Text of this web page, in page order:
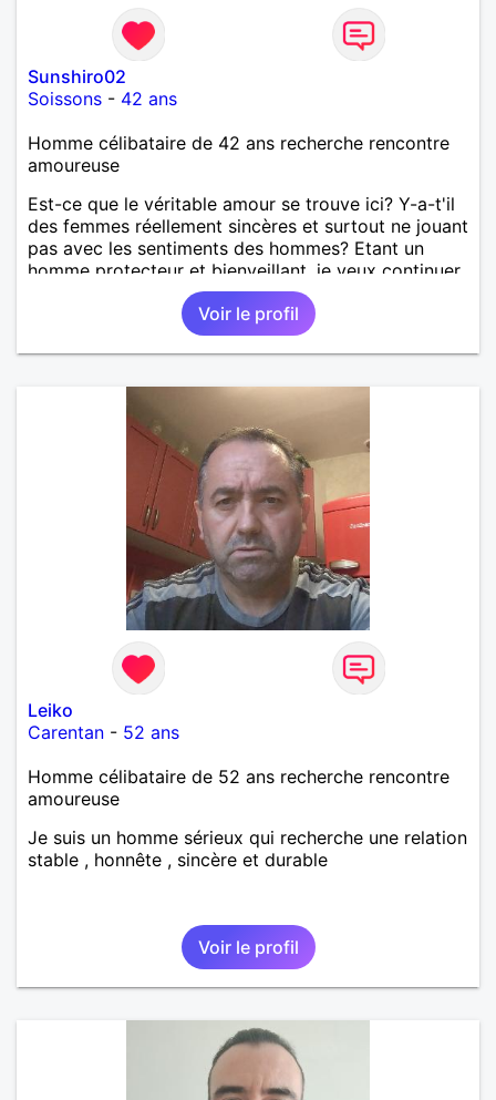
Sunshiro02
Soissons - 42 ans
Homme célibataire de 42 ans recherche rencontre
amoureuse
Est-ce que le véritable amour se trouve ici? Y-a-t'il
des femmes réellement sincères et surtout ne jouant
pas avec les sentiments des hommes? Etant un
homme protecteur et bienveillant, je veux continuer
d'y croire et pouvoir enfin former la petite famille
que je désir temps. Faux profil, profiteuse et autres
joyeuseté passer votre chemin, vous ne
m'intéressez pas du tout!
Voir le profil
Leiko
Carentan - 52 ans
Homme célibataire de 52 ans recherche rencontre
amoureuse
Je suis un homme sérieux qui recherche une relation
stable , honnête , sincère et durable
Voir le profil